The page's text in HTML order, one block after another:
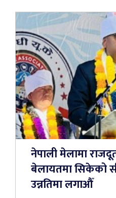
नेपाली मेलामा
बेलायतमा सिकेको
उन्नतिमा लगाऔँ